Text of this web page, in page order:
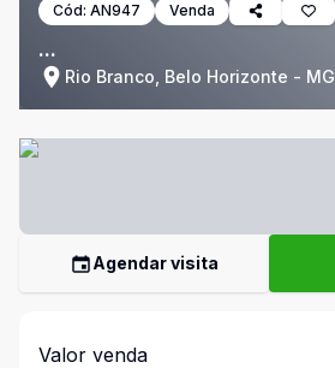
Cód: AN947 Venda
...
Rio Branco, Belo Horizonte - MG
Agendar visita
Valor venda